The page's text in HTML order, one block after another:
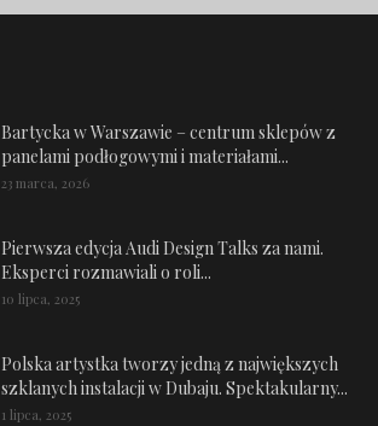
Bartycka w Warszawie – centrum sklepów z
panelami podłogowymi i materiałami...
23 marca, 2026
Pierwsza edycja Audi Design Talks za nami.
Eksperci rozmawiali o roli...
10 lipca, 2025
Polska artystka tworzy jedną z największych
szklanych instalacji w Dubaju. Spektakularny...
1 lipca, 2025